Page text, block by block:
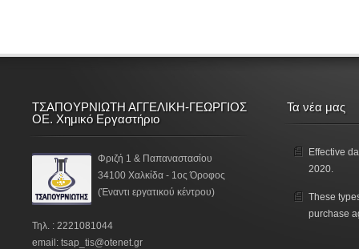
ΤΣΑΠΟΥΡΝΙΩΤΗ ΑΓΓΕΛΙΚΗ-ΓΕΩΡΓΙΟΣ
ΟΕ. Χημικό Εργαστήριο
Φριζή 1 & Παπαναστασίου
34100 Χαλκίδα - 1ος Όροφος
(Έναντι εργατικού κέντρου)
Τηλ. : 2221081044
email: tsap_tis@otenet.gr
Τα νέα μας
Effective
2020.
These
purchase